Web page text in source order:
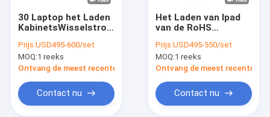
Contacteer ons
nieuws
30 Laptop het Laden
KabinetsWisselstroom
Prijs:USD495-600/set
MOQ:1 reeks
Ontvang de meest recente Prijs
Contact nu
Het Laden van Ipad
van de RoHS
Gegalvaniseerde Kar
voor 30 Ipads
Prijs:USD495-550/set
MOQ:1 reeks
Ontvang de meest recente
Contact nu